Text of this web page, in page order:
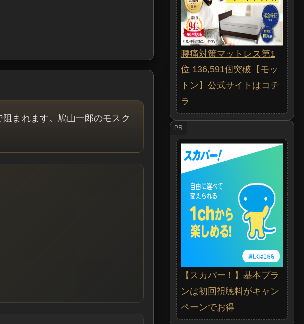
まれます。鳩山一郎のモスク
腰痛対策マットレス第1
位 136,591個突破【モッ
トン】公式サイトはコチ
ラ
PR
【スカパー！】基本プラ
ンは初回視聴料がキャン
ペーンでお得